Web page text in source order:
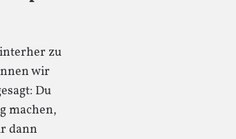
zu
wir
Du
machen,
dann